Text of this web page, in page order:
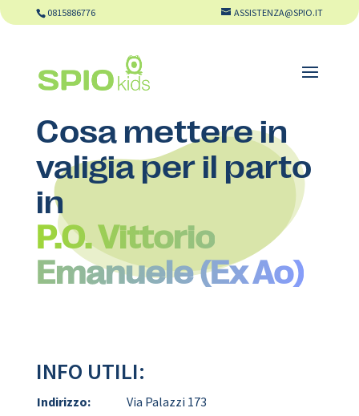
0815886776 ASSISTENZA@SPIO.IT
Cosa mettere in
valigia per il parto
in
P.O. Vittorio
Emanuele (Ex Ao)
INFO UTILI:
Indirizzo:
Via Palazzi 173